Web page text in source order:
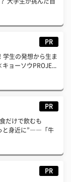
PR
学生の発想から生ま
ョーソウPROJE...
PR
だけで飲むも
と身近に”――「牛
PR